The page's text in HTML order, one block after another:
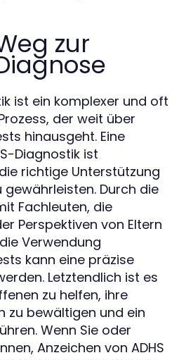
zur
ist ein komplexer und oft
der weit über
hinausgeht. Eine
Diagnostik ist
richtige Unterstützung
gewährleisten. Durch die
Fachleuten, die
Perspektiven von Eltern
Verwendung
kann eine präzise
Letztendlich ist es
zu helfen, ihre
zu bewältigen und ein
Wenn Sie oder
Anzeichen von ADHS